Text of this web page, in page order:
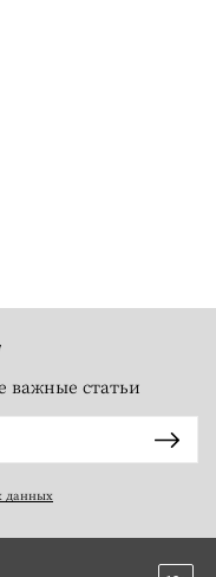
важные статьи
данных